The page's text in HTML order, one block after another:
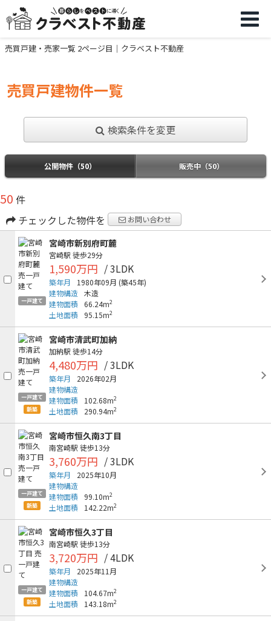
売買戸建・売家一覧 2ページ目｜クラベスト不動産
売買戸建物件一覧
検索条件を変更
公開物件（50） 販売中（50）
50 件
チェックした物件を
お問い合わせ
一戸建て
宮崎市新別府町麓
宮崎駅 徒歩29分
1,590万円 / 3LDK
築年月 1980年09月 (築45年)
建物構造 木造
建物面積
66.24m2
土地面積 95.15m2
一戸建て
新築
宮崎市清武町加納
加納駅 徒歩14分
4,480万円 / 3LDK
築年月
2026年02月
建物構造
建物面積
102.68m2
土地面積 290.94m2
一戸建て
新築
宮崎市恒久南3丁目
南宮崎駅 徒歩13分
3,760万円 / 3LDK
築年月
2025年10月
建物構造
建物面積
99.10m2
土地面積 142.22m2
一戸建て
新築
宮崎市恒久3丁目
南宮崎駅 徒歩13分
3,720万円 / 4LDK
築年月
2025年11月
建物構造
建物面積
104.67m2
土地面積 143.18m2